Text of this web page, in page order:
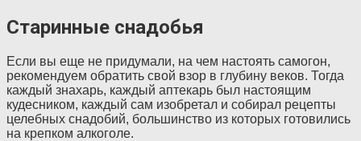
Старинные снадобья
Если вы еще не придумали, на чем настоять самогон,
рекомендуем обратить свой взор в глубину веков. Тогда
каждый знахарь, каждый аптекарь был настоящим
кудесником, каждый сам изобретал и собирал рецепты
целебных снадобий, большинство из которых готовились
на крепком алкоголе.